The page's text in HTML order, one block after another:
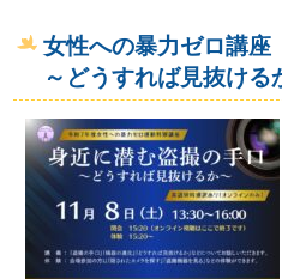
女性への暴力ゼロ講座
～どうすれば見抜ける